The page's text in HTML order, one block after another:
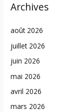
Archives
août 2026
juillet 2026
juin 2026
mai 2026
avril 2026
mars 2026